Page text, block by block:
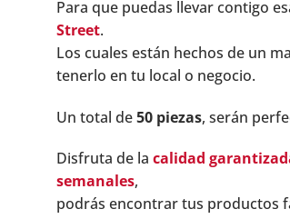
Para que puedas llevar contigo
Street.
Los cuales están hechos de un
tenerlo en tu local o negocio.
Un total de50 piezas, serán
Disfruta de la calidad
semanales,
podrás encontrar tus productos